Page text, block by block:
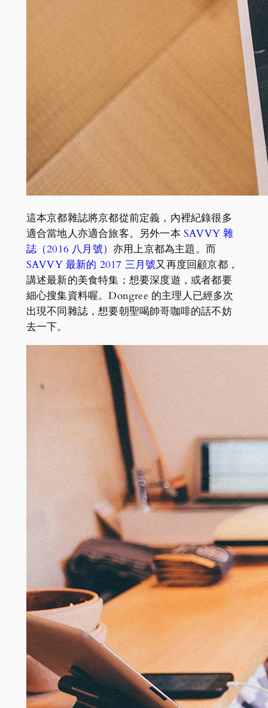
這本京都雜誌將京都從前定義，內裡紀錄很多
適合當地人亦適合旅客。另外一本SAVVY 雜
誌（2016 八月號）亦用上京都為主題。而
SAVVY 最新的 2017 三月號又再度回顧京都，
講述最新的美食特集；想要深度遊，或者都要
細心搜集資料喔。Dongree 的主理人已經多次
出現不同雜誌，想要朝聖喝帥哥咖啡的話不妨
去一下。